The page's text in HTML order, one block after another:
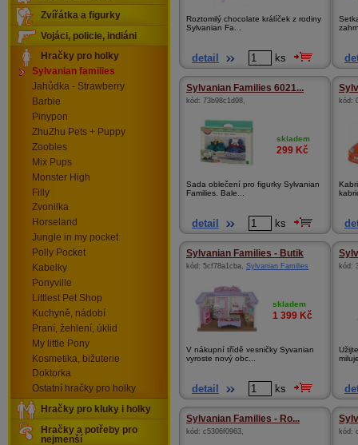
Roztomilý chocolate králíček z rodiny
Sylvanian Fa...
detail ks
Sylvanian Families 6021...
kód: 73b98c1d98,
skladem
299 Kč
Sada oblečení pro figurky Sylvanian
Families. Bale...
detail ks
kód:
Sylvanian Families - Butik
kód: 5cf78a1cba, Sylvanian Families
skladem
1 399 Kč
V nákupní třídě vesničky Syvanian
vyroste nový obc...
detail ks
kód:
Sylvanian Families - Ro...
kód: c5306f0963, kód:
Zvířátka a figurky
Vojáci, policie, indiáni
Hračky pro holky
Sylvanian families
Jahůdka - Strawberry
Barbie
Pinypon
ZhuZhu Pets + Puppy
Zoobles
Mix Pups
Monster High
Filly
Zvonilka
Horseland
Jungle in my pocket
Polly Pocket
Kabelky
Ponyville
Littlest Pet Shop
Kuchyně, nádobí
Praní, žehlení, úklid
My little Pony
Kosmetika, bižuterie
Doktorka
Ostatní hračky pro holky
Hračky pro kluky i holky
Hračky a potřeby pro
nejmenší